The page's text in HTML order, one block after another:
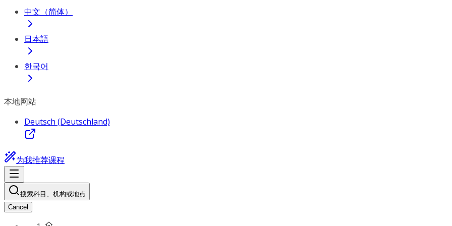
中文（简体）
日本語
한국어
本地网站
Deutsch (Deutschland)
为我推荐课程
搜索科目、机构或地点
Cancel